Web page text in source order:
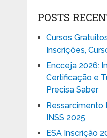
POSTS
Cursos
Inscrições,
Encceja 2026:
Certificação e
Precisa Saber
INSS 2025
ESA Inscrição